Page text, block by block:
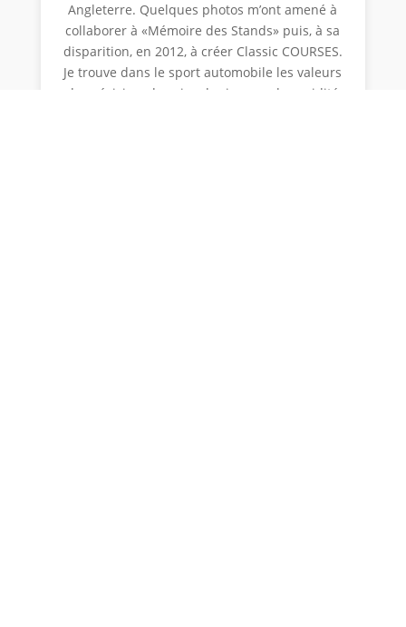
Angleterre. Quelques photos m’ont amené à
collaborer à «Mémoire des Stands» puis, à sa
disparition, en 2012, à créer Classic COURSES.
Je trouve dans le sport automobile les valeurs
de précision, de prise de risques, de rapidité